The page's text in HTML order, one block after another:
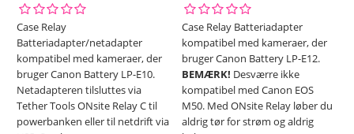
Case Relay
Batteriadapter/netadapter
kompatibel med kameraer, der
bruger Canon Battery LP-E10.
Netadapteren tilsluttes via
Tether Tools ONsite Relay C til
powerbanken eller til netdrift via
Case Relay Batteriadapter
kompatibel med kameraer, der
bruger Canon Battery LP-E12.
BEMÆRK! Desværre ikke
kompatibel med Canon EOS
M50. Med ONsite Relay løber du
aldrig tør for strøm og aldrig